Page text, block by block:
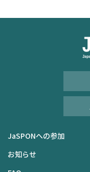
JaSPONへの参加
お知らせ